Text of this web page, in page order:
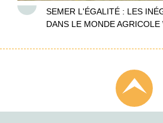
SEMER L'ÉGALITÉ : LES
DANS LE MONDE AGRICOLE